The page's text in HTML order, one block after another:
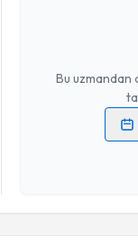
Bu uzmandan
Kişisel verilerimin
Dr. Öğr. Üyesi Özgü